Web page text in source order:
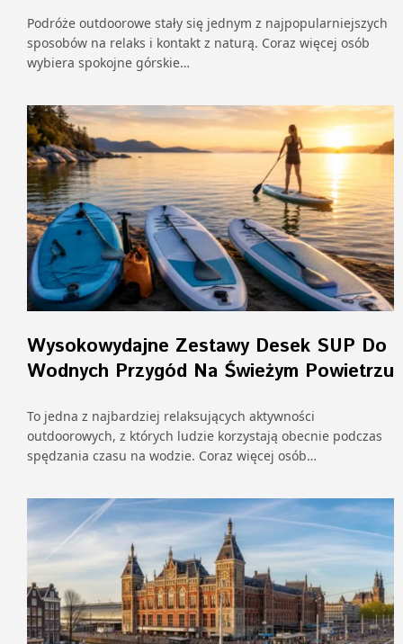
Podróże outdoorowe stały się jednym z najpopularniejszych
sposobów na relaks i kontakt z naturą. Coraz więcej osób
wybiera spokojne górskie…
Wysokowydajne Zestawy Desek SUP Do
Wodnych Przygód Na Świeżym Powietrzu
To jedna z najbardziej relaksujących aktywności
outdoorowych, z których ludzie korzystają obecnie podczas
spędzania czasu na wodzie. Coraz więcej osób…